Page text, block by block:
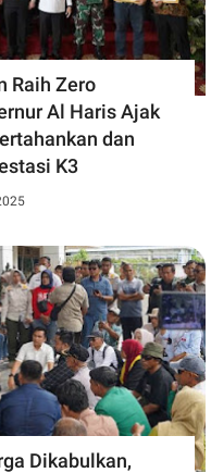
Raih Zero
Al Haris Ajak
dan
K3
Dikabulkan,